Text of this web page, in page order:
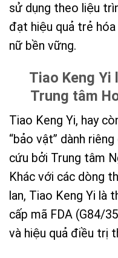
sử dụng theo liệu
đạt hiệu quả trẻ hóa
nữ bền vững.
Tiao Keng Yi
Trung tâm
Tiao Keng Yi, hay
“bảo vật” dành
cứu bởi Trung tâm
Khác với các dòng
lan, Tiao Keng Yi là
cấp mã FDA (G84/
và hiệu quả điều trị